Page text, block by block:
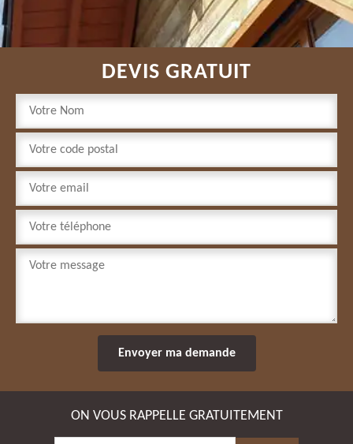
DEVIS GRATUIT
ON VOUS RAPPELLE GRATUITEMENT